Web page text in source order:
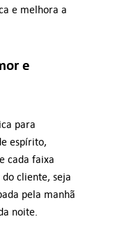
e melhora a
e
para
espírito,
cada faixa
cliente, seja
pela manhã
noite.